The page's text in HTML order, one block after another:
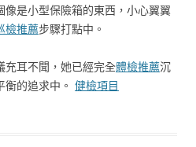
是小型保險箱的東西，小心翼翼
檢推薦步驟打點中。
充耳不聞，她已經完全體檢推薦沉
衡的追求中。 健檢項目